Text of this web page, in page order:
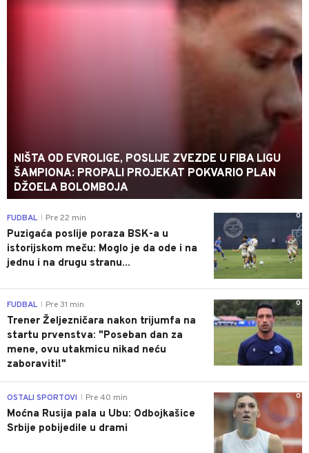
NIŠTA OD EVROLIGE, POSLIJE ZVEZDE U FIBA LIGU
ŠAMPIONA: PROPALI PROJEKAT POKVARIO PLAN
DŽOELA BOLOMBOJA
0
FUDBAL Pre 22 min
Puzigaća poslije poraza BSK-a u
istorijskom meču: Moglo je da ode i na
jednu i na drugu stranu...
0
FUDBAL Pre 31 min
Trener Željezničara nakon trijumfa na
startu prvenstva: "Poseban dan za
mene, ovu utakmicu nikad neću
zaboraviti!"
0
OSTALI SPORTOVI Pre 40 min
Moćna Rusija pala u Ubu: Odbojkašice
Srbije pobijedile u drami